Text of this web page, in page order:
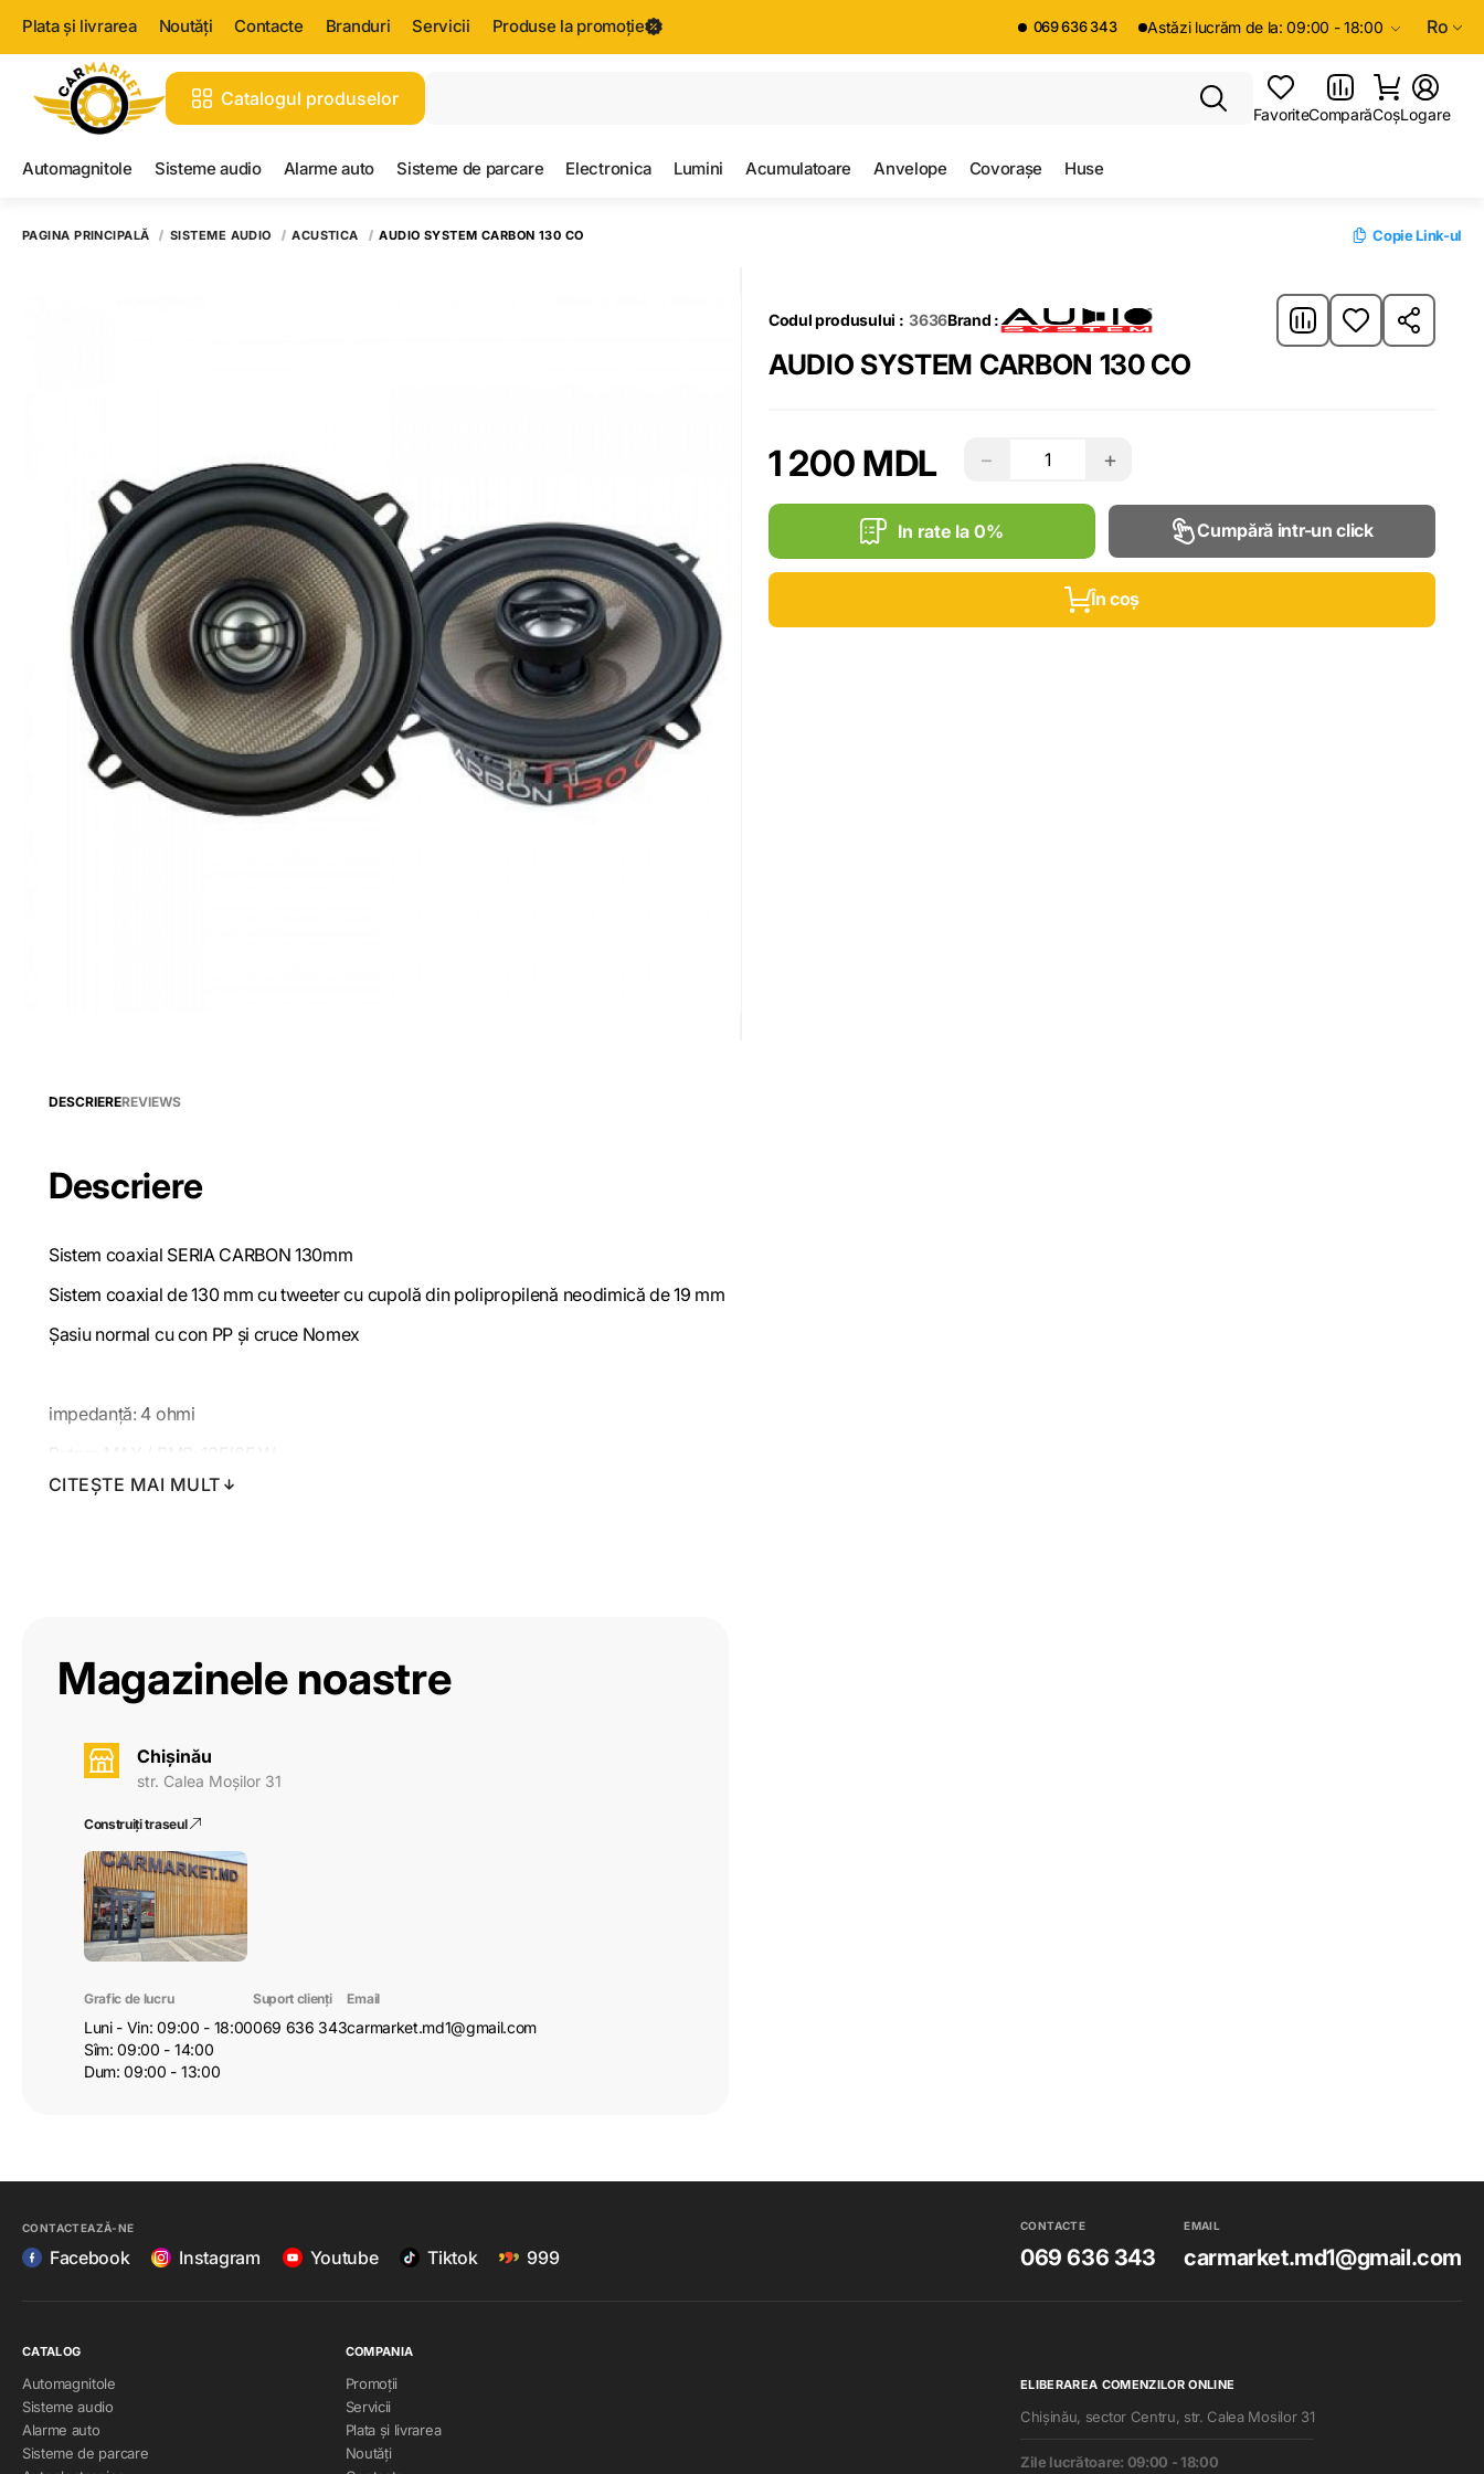
Plata și livrarea Noutăți Contacte Branduri Servicii Produse la promoție 069 636 343 Astăzi lucrăm de la: 09:00 - 18:00 Ro
Catalogul produselor
Toate rezultatele căutării [0 de produse]
FavoriteComparăCoșLogare
Automagnitole Sisteme audio Alarme auto Sisteme de parcare Electronica Lumini Acumulatoare Anvelope Covorașe Huse
PAGINA PRINCIPALĂ SISTEME AUDIO ACUSTICA AUDIO SYSTEM CARBON 130 CO Copie Link-ul
Codul produsului : 3636Brand :
AUDIO SYSTEM CARBON 130 CO
1 200 MDL − +
In rate la 0% Cumpără intr-un click
În coș
DESCRIEREREVIEWS
Descriere
Sistem coaxial SERIA CARBON 130mm
Sistem coaxial de 130 mm cu tweeter cu cupolă din polipropilenă neodimică de 19 mm
Șasiu normal cu con PP și cruce Nomex
impedanță: 4 ohmi
Putere MAX / RMS: 105/65 W
CITEȘTE MAI MULT
Magazinele noastre
Chișinău
str. Calea Moșilor 31
Construiți traseul
Grafic de lucru
Luni - Vin: 09:00 - 18:00
Sîm: 09:00 - 14:00
Dum: 09:00 - 13:00
Suport clienți
069 636 343
Email
carmarket.md1@gmail.com
CONTACTEAZĂ-NE
Facebook Instagram Youtube Tiktok 999
CONTACTE
069 636 343
EMAIL
carmarket.md1@gmail.com
CATALOG
Automagnitole
Sisteme audio
Alarme auto
Sisteme de parcare
COMPANIA
Promoții
Servicii
Plata și livrarea
Noutăți
ELIBERAREA COMENZILOR ONLINE
Chișinău, sector Centru, str. Calea Mosilor 31
Zile lucrătoare: 09:00 - 18:00